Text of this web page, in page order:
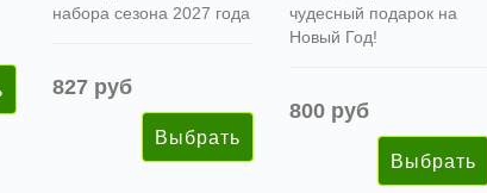
набора сезона 2027 года
827 руб
чудесный подарок на
Новый Год!
800 руб